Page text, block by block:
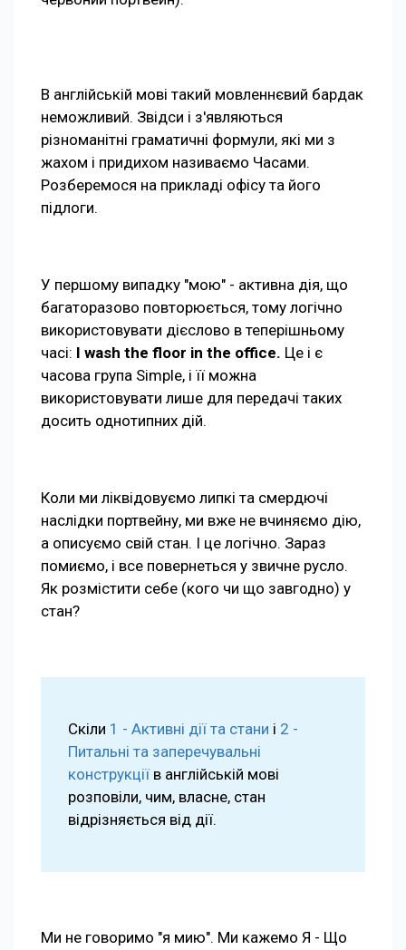
В англійській мові такий мовленнєвий бардак
неможливий. Звідси і з'являються
різноманітні граматичні формули, які ми з
жахом і придихом називаємо Часами.
Розберемося на прикладі офісу та його
підлоги.
У першому випадку "мою" - активна дія, що
багаторазово повторюється, тому логічно
використовувати дієслово в теперішньому
часі: I wash the floor in the office. Це і є
часова група Simple, і її можна
використовувати лише для передачі таких
досить однотипних дій.
Коли ми ліквідовуємо липкі та смердючі
наслідки портвейну, ми вже не вчиняємо дію,
а описуємо свій стан. І це логічно. Зараз
помиємо, і все повернеться у звичне русло.
Як розмістити себе (кого чи що завгодно) у
стан?
Скіли 1 - Активні дії та стани і 2 -
Питальні та заперечувальні
конструкції в англійській мові
розповіли, чим, власне, стан
відрізняється від дії.
Ми не говоримо "я мию". Ми кажемо Я - Що